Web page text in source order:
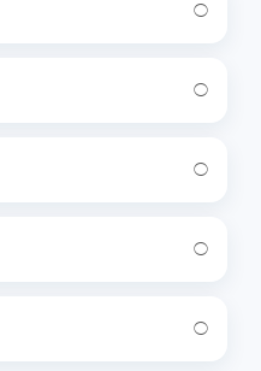
◯
◯
◯
◯
◯